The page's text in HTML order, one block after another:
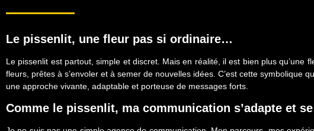
Le pissenlit, une fleur pas si ordinaire…
Le pissenlit est partout, simple et discret. Mais en réalité, il est bien plus qu’une
fleurs, prêtes à s’envoler et à semer de nouvelles idées. C’est cette symbolique
une approche vivante, adaptable et porteuse de messages forts.
Comme le pissenlit, ma communication s’adapte et